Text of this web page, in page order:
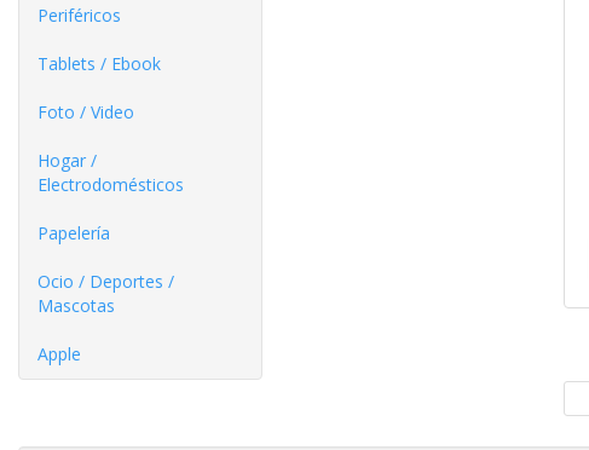
Periféricos
Tablets / Ebook
Foto / Video
Hogar /
Electrodomésticos
Papelería
Ocio / Deportes /
Mascotas
Apple